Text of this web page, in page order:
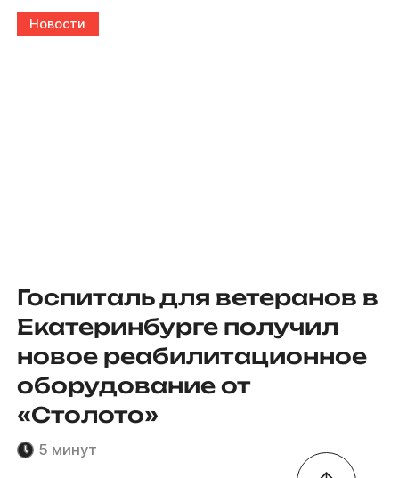
Новости
Госпиталь для ветеранов в
Екатеринбурге получил
новое реабилитационное
оборудование от
«Столото»
5 минут